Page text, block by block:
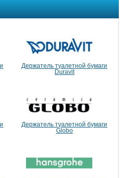
Держатель туалетной бумаги
Duravit
Держатель туалетной бумаги
Globo